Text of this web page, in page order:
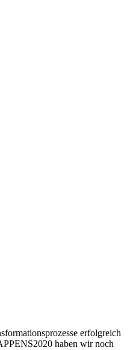
erfolgreich
haben wir noch